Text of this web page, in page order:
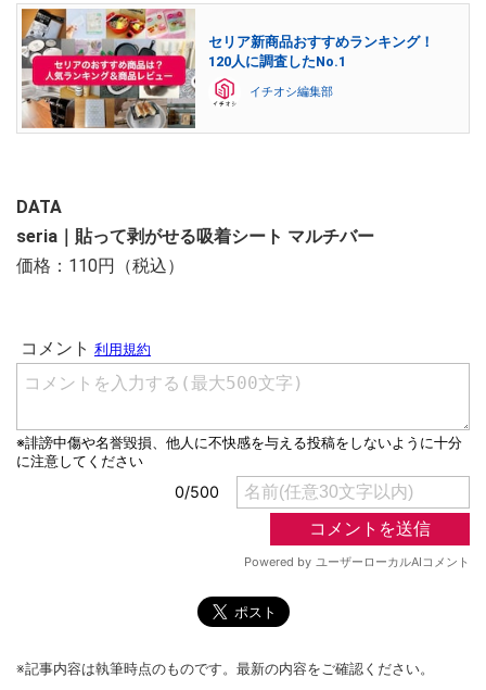
セリア新商品おすすめランキング！
120人に調査したNo.1
イチオシ編集部
DATA
seria｜貼って剥がせる吸着シート マルチバー
価格：110円（税込）
※記事内容は執筆時点のものです。最新の内容をご確認ください。